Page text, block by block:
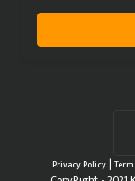
Privacy Policy|